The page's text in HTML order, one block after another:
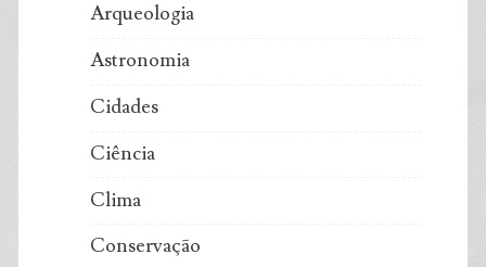
Arqueologia
Astronomia
Cidades
Ciência
Clima
Conservação